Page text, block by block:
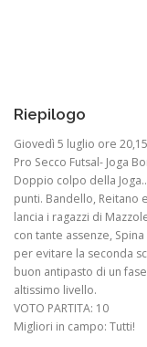
Riepilogo
Giovedì 5 luglio ore 20,15
Pro Secco Futsal- Joga
Doppio colpo della
punti. Bandello, Reitano
lancia i ragazzi di
con tante assenze,
per evitare la seconda
buon antipasto di un
altissimo livello.
VOTO PARTITA: 10
Migliori in campo: Tutti!